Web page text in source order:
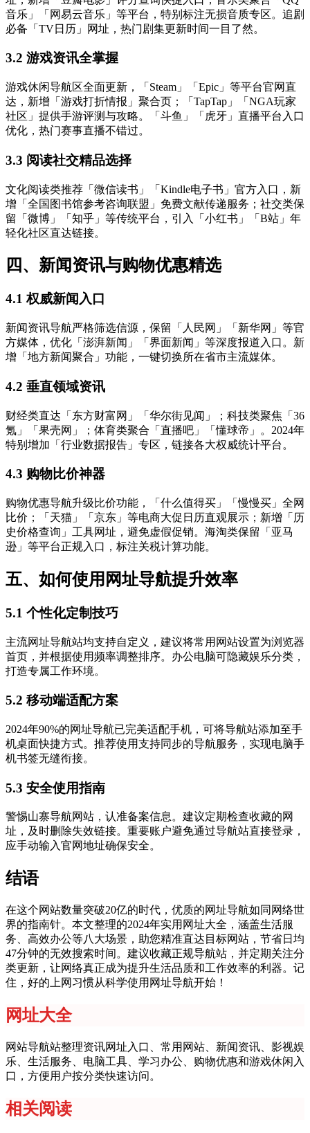
音乐」「网易云音乐」等平台，特别标注无损音质专区。追剧
必备「TV日历」网址，热门剧集更新时间一目了然。
3.2 游戏资讯全掌握
游戏休闲导航区全面更新，「Steam」「Epic」等平台官网直
达，新增「游戏打折情报」聚合页；「TapTap」「NGA玩家
社区」提供手游评测与攻略。「斗鱼」「虎牙」直播平台入口
优化，热门赛事直播不错过。
3.3 阅读社交精品选择
文化阅读类推荐「微信读书」「Kindle电子书」官方入口，新
增「全国图书馆参考咨询联盟」免费文献传递服务；社交类保
留「微博」「知乎」等传统平台，引入「小红书」「B站」年
轻化社区直达链接。
四、新闻资讯与购物优惠精选
4.1 权威新闻入口
新闻资讯导航严格筛选信源，保留「人民网」「新华网」等官
方媒体，优化「澎湃新闻」「界面新闻」等深度报道入口。新
增「地方新闻聚合」功能，一键切换所在省市主流媒体。
4.2 垂直领域资讯
财经类直达「东方财富网」「华尔街见闻」；科技类聚焦「36
氪」「果壳网」；体育类聚合「直播吧」「懂球帝」。2024年
特别增加「行业数据报告」专区，链接各大权威统计平台。
4.3 购物比价神器
购物优惠导航升级比价功能，「什么值得买」「慢慢买」全网
比价；「天猫」「京东」等电商大促日历直观展示；新增「历
史价格查询」工具网址，避免虚假促销。海淘类保留「亚马
逊」等平台正规入口，标注关税计算功能。
五、如何使用网址导航提升效率
5.1 个性化定制技巧
主流网址导航站均支持自定义，建议将常用网站设置为浏览器
首页，并根据使用频率调整排序。办公电脑可隐藏娱乐分类，
打造专属工作环境。
5.2 移动端适配方案
2024年90%的网址导航已完美适配手机，可将导航站添加至手
机桌面快捷方式。推荐使用支持同步的导航服务，实现电脑手
机书签无缝衔接。
5.3 安全使用指南
警惕山寨导航网站，认准备案信息。建议定期检查收藏的网
址，及时删除失效链接。重要账户避免通过导航站直接登录，
应手动输入官网地址确保安全。
结语
在这个网站数量突破20亿的时代，优质的网址导航如同网络世
界的指南针。本文整理的2024年实用网址大全，涵盖生活服
务、高效办公等八大场景，助您精准直达目标网站，节省日均
47分钟的无效搜索时间。建议收藏正规导航站，并定期关注分
类更新，让网络真正成为提升生活品质和工作效率的利器。记
住，好的上网习惯从科学使用网址导航开始！
网址大全
网站导航站整理资讯网址入口、常用网站、新闻资讯、影视娱
乐、生活服务、电脑工具、学习办公、购物优惠和游戏休闲入
口，方便用户按分类快速访问。
相关阅读